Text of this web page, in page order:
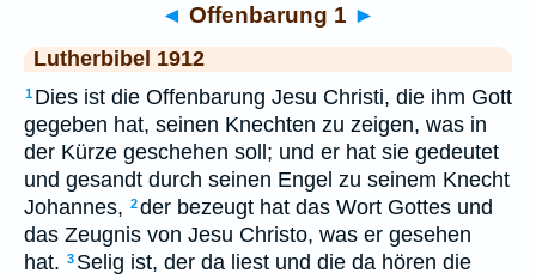
◄ Offenbarung 1 ►
Lutherbibel 1912
1 Dies ist die Offenbarung Jesu Christi, die ihm Gott
gegeben hat, seinen Knechten zu zeigen, was in
der Kürze geschehen soll; und er hat sie gedeutet
und gesandt durch seinen Engel zu seinem Knecht
Johannes, 2der bezeugt hat das Wort Gottes und
das Zeugnis von Jesu Christo, was er gesehen
hat. 3 Selig ist, der da liest und die da hören die